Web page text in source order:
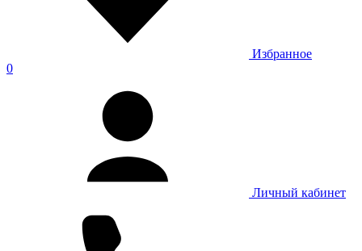
Избранное
0
Личный кабинет